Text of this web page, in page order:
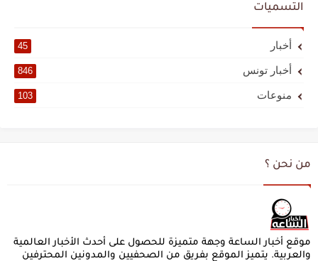
التسميات
أخبار 45
أخبار تونس 846
منوعات 103
من نحن ؟
موقع أخبار الساعة وجهة متميزة للحصول على أحدث الأخبار العالمية
والعربية. يتميز الموقع بفريق من الصحفيين والمدونين المحترفين